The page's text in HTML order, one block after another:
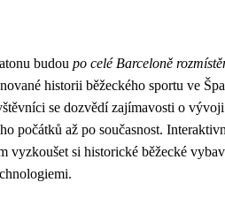
budou po celé Barceloně
historii běžeckého sportu ve
se dozvědí zajímavosti o vývoji
počátků až po současnost.
vyzkoušet si historické běžecké